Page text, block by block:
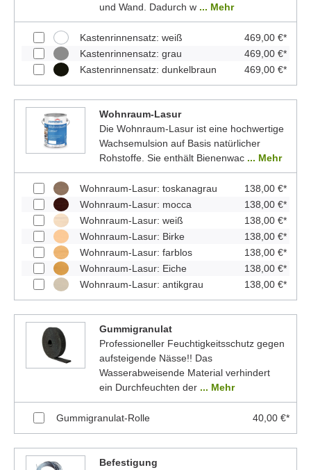
und Wand. Dadurch w ... Mehr
Kastenrinnensatz: weiß
469,00 €*
Kastenrinnensatz: grau
469,00 €*
Kastenrinnensatz: dunkelbraun
469,00 €*
Wohnraum-Lasur
Die Wohnraum-Lasur ist eine hochwertige
Wachsemulsion auf Basis natürlicher
Rohstoffe. Sie enthält Bienenwac ... Mehr
Wohnraum-Lasur: toskanagrau
138,00 €*
Wohnraum-Lasur: mocca
138,00 €*
Wohnraum-Lasur: weiß
138,00 €*
Wohnraum-Lasur: Birke
138,00 €*
Wohnraum-Lasur: farblos
138,00 €*
Wohnraum-Lasur: Eiche
138,00 €*
Wohnraum-Lasur: antikgrau
138,00 €*
Gummigranulat
Professioneller Feuchtigkeitsschutz gegen
aufsteigende Nässe!! Das
Wasserabweisende Material verhindert
ein Durchfeuchten der ... Mehr
Gummigranulat-Rolle 40,00 €*
Befestigung